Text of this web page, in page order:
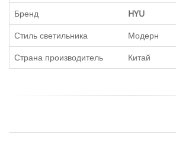
Бренд
HYU
Стиль светильника
Модерн
Страна производитель
Китай